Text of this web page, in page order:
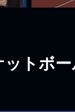
ットボ